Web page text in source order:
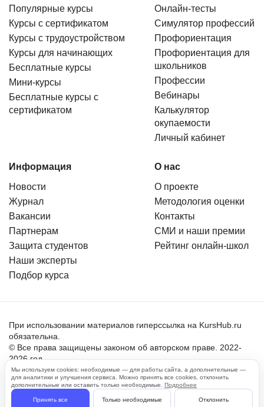
Популярные курсы
Курсы с сертификатом
Курсы с трудоустройством
Курсы для начинающих
Бесплатные курсы
Мини-курсы
Бесплатные курсы с
сертификатом
Онлайн-тесты
Симулятор профессий
Профориентация
Профориентация для
школьников
Профессии
Вебинары
Калькулятор
окупаемости
Личный кабинет
Информация
Новости
Журнал
Вакансии
Партнерам
Защита студентов
Наши эксперты
Подбор курса
О нас
О проекте
Методология оценки
Контакты
СМИ и наши премии
Рейтинг онлайн-школ
При использовании материалов гиперссылка на KursHub.ru
обязательна.
© Все права защищены законом об авторском праве. 2022-
2026 год.
Пользовательское соглашение
Политика обработки персональных данных
Мы используем cookies: необходимые — для работы сайта, а дополнительные —
для аналитики и улучшения сервиса. Можно принять все cookies, отклонить
дополнительные или оставить только необходимые. Подробнее
Принять все Только необходимые Отклонить